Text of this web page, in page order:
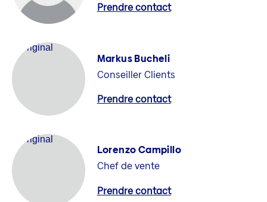
Prendre contact
Markus Bucheli
Conseiller Clients
Prendre contact
Lorenzo Campillo
Chef de vente
Prendre contact